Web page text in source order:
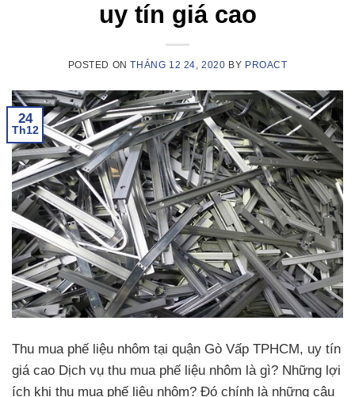
uy tín giá cao
POSTED ONTHÁNG 12 24, 2020 BY PROACT
24
Th12
Thu mua phế liệu nhôm tại quận Gò Vấp TPHCM, uy tín
giá cao Dịch vụ thu mua phế liệu nhôm là gì? Những lợi
ích khi thu mua phế liệu nhôm? Đó chính là những câu